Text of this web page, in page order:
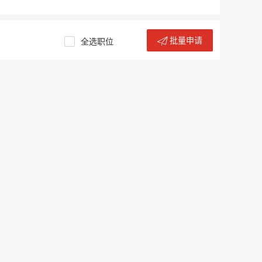
全选职位 批量申请